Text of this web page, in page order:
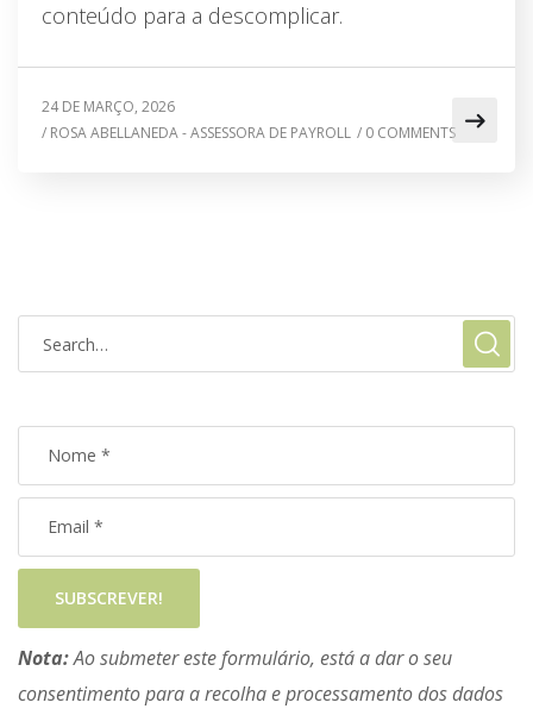
conteúdo para a descomplicar.
24 DE MARÇO, 2026
/ ROSA ABELLANEDA - ASSESSORA DE PAYROLL / 0 COMMENTS
SUBSCREVER!
Nota:Ao submeter este formulário, está a dar o seu
consentimento para a recolha e processamento dos dados